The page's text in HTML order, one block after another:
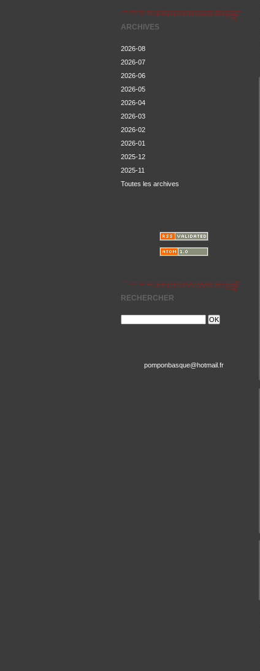
ARCHIVES
2026-08
2026-07
2026-06
2026-05
2026-04
2026-03
2026-02
2026-01
2025-12
2025-11
Toutes les archives
RECHERCHER
pomponbasque@hotmail.fr